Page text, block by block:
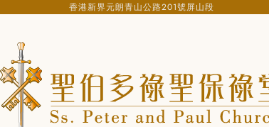
香港新界元朗青山公路201號屏山段